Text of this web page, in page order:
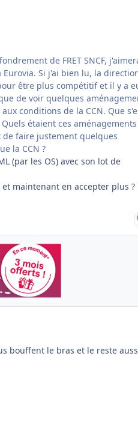
de FRET SNCF,
Si j'ai bien lu, la
être plus compétitif et il y a
de voir quelques
conditions de la CCN. Que
étaient ces
faire justement quelques
la CCN ?
(par les OS) avec son lot de
maintenant en accepter plus ?
bouffent le bras et le reste